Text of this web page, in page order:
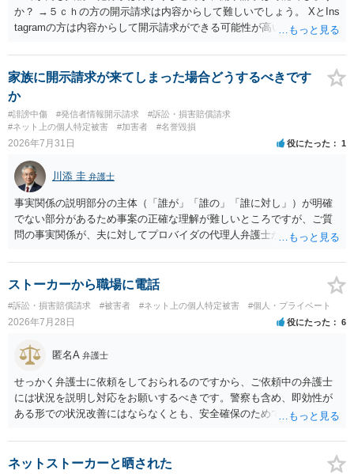
か？ →５ｃｈの方の開示請求は内容からして難しいでしょう。 XとIns
tagramの方は内容からして開示請求ができる可能性が高いでしょう。
いでしょう。７月中にアカウントが削除されている場合、今から進め
ても失敗する可能性が高いように思われます。 相手を特定できた場
合、相手に全ての弁護士費用を負担させることは可能でしょうか？ →
訴訟外の交渉で相手方が認めれば負担させることができるでしょう。
訴訟で判決となった場合は、実際の弁護士費用が認められる場合と認
められない場合があり何ともいえないところでしょう。
家族に開示請求が来てしまった場合どうするべきです
か
#誹謗中傷 #発信者情報開示請求
#訴訟・損害賠償請求
#ネット上の個人特定被害
#加害者 #名誉毀損
2026年7月31日 役にたった 1
川添 圭 弁護士
事実関係の説明部分の主体（「誰が」「誰の」「誰に対し」）が明確
でない部分があるため事案の正確な理解が難しいところですが、ご質
問の事実関係が、夫に対してプロバイダの代理人弁護士から発信者情
情報として夫の氏名と住所が開示され、開示請求者（の代理人弁護
士）が、夫に対して内容証明郵便を送ったり訴訟の提起がなされたり
する可能性があるように思われます。この場合は、開示請求者（とあ
る女性？）の代理人弁護士へ、実は投稿者があなたであるという内容
とともに、あなたから連絡することもあり得ます。 夫がクレーム電話
を入れた「相手方の法律事務所」というのがプロバイダの代理人の事
務所であるのか、それとも開示請求者の代理人の事務所なのかが不明
ですが、もし前者であれば、書類の再送要請にはあまり意味はなく、
一方、後者であるなら、夫を被告として提訴に至る可能性も考える必
要が出てきます。 あなたと夫との夫婦関係の状況（別居中なのか、夫
婦関係は良好なのか、あなたが夫へ嘘をついたのか等）がよくわから
ないところがあり、実際にどのような対応がベターなのかを正確に検
討するためには、公開の相談ではなく、詳しい事実関係を整理した上
で弁護士へ直接相談するべきでしょう。
ストーカーから職場に電話
#訴訟・損害賠償請求 #被害者 #ネット上の個人特定被害 #個人・プライベート
2026年7月28日 役にたった 6
匿名A 弁護士
せっかく弁護士に依頼をしておられるのですから、ご依頼中の弁護士
には状況を説明し対応をお願いするべきです。警察も含め、即効性が
ある形での状況改善にはならなくとも、安全確保のためできることは
ネットストーカーと晒された